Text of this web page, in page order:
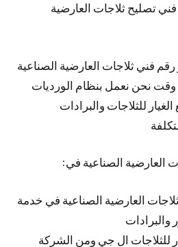
تصليح ثلاجات العارضية
فني ثلاجات العارضية الصناعية
نحن نعمل بنظام الورديات
للثلاجات والبرادات
العارضية الصناعية في:
العارضية الصناعية في خدمة
والبرادات
للثلاجات ال جي ومن الشركة